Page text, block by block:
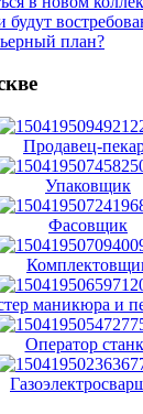
будут
план?
Продавец-
Упаковщик
Фасовщик
маникюра и
Оператор